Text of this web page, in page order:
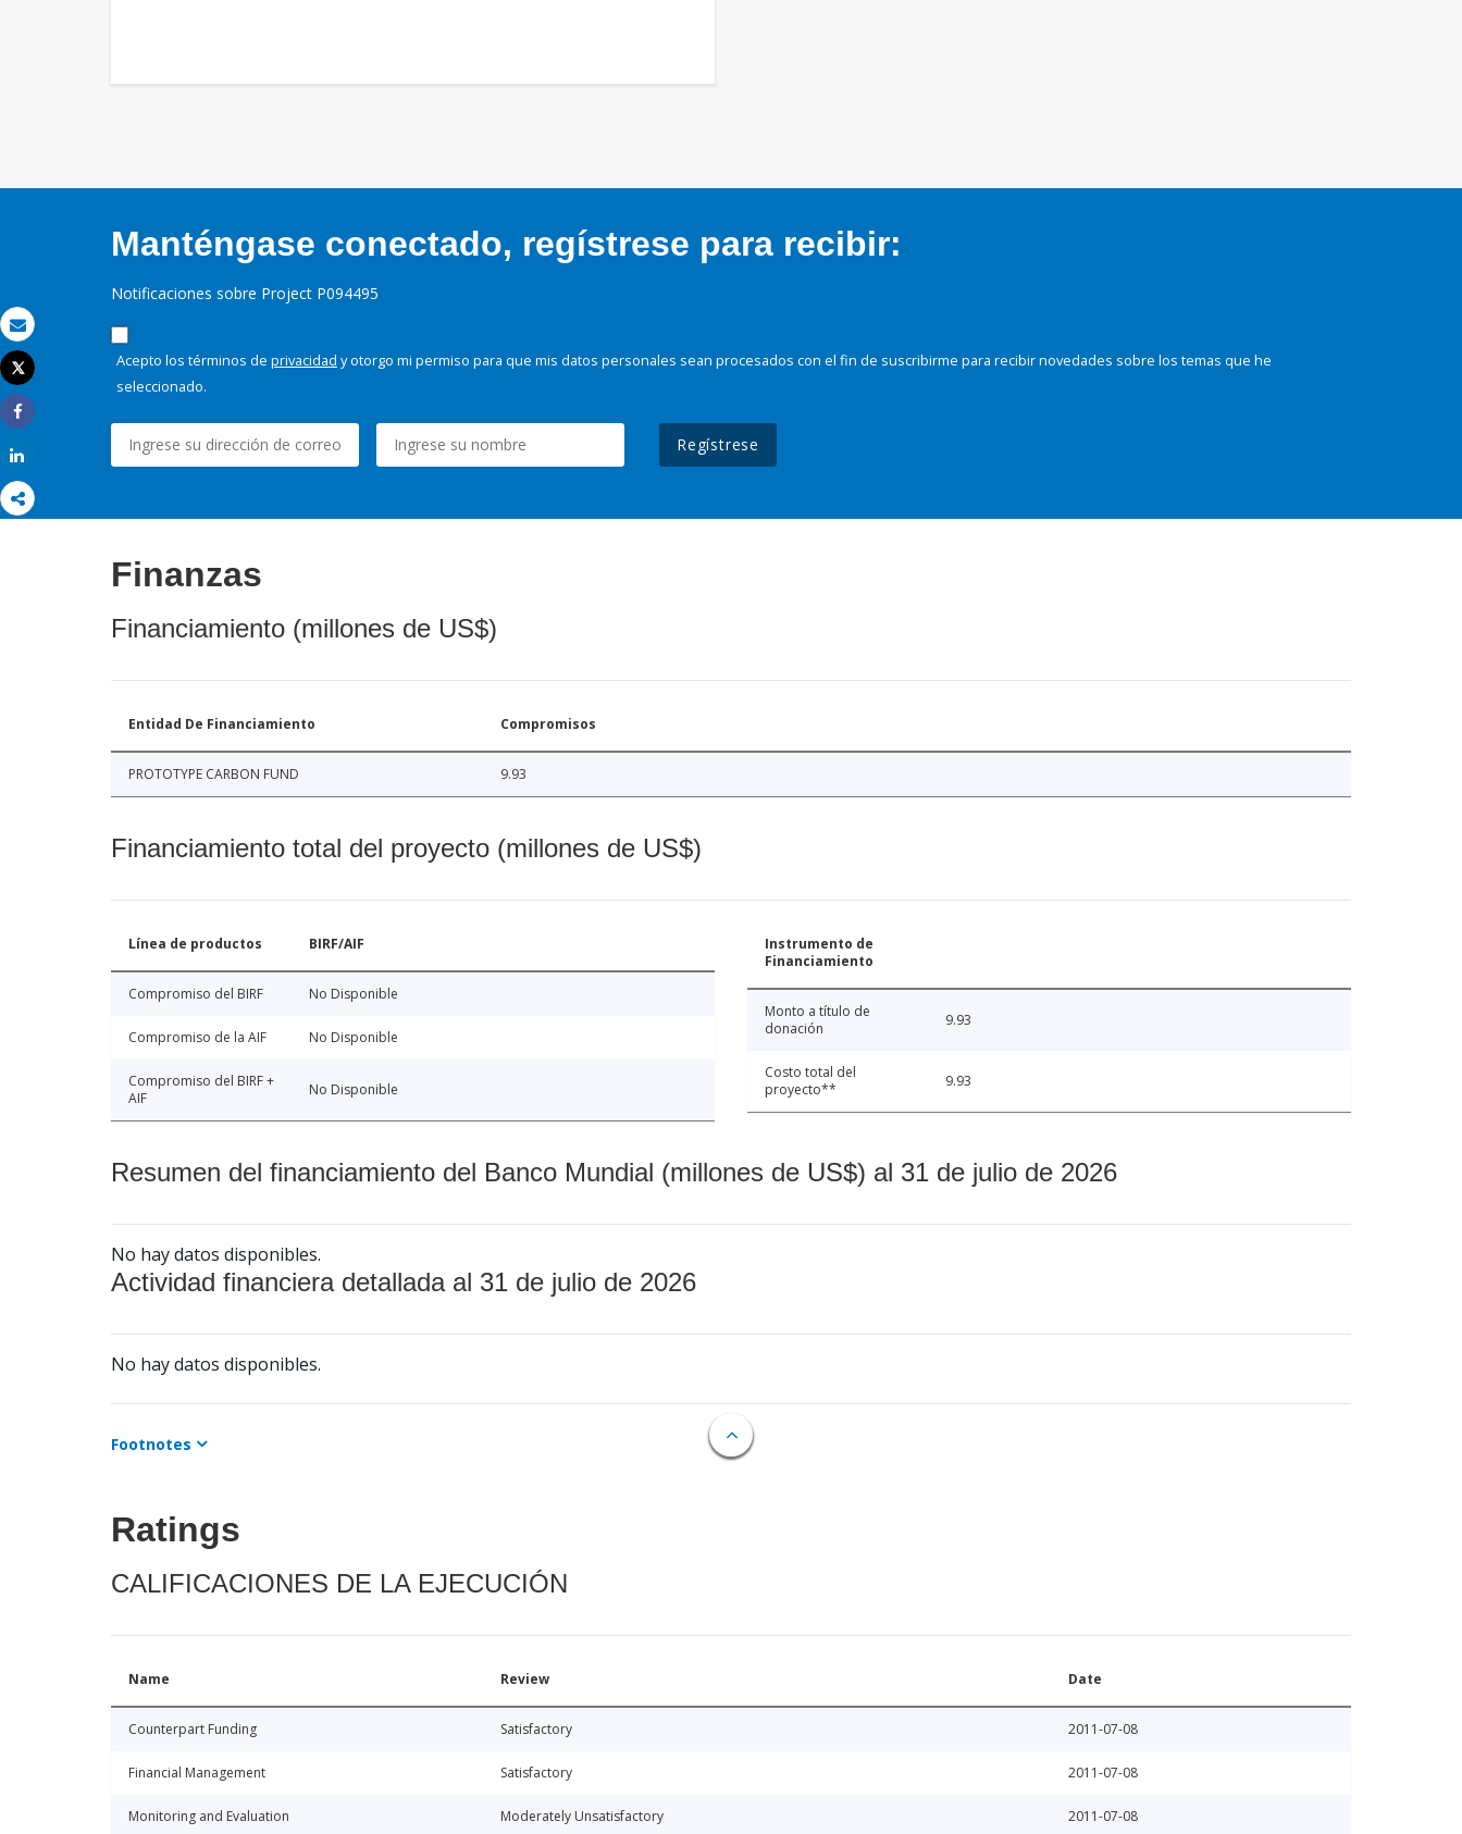
Correo electrónico
Imprimir
Tweet
Share
Manténgase conectado, regístrese para recibir:
Notificaciones sobre Project P094495
Acepto los términos de privacidad y otorgo mi permiso para que mis datos personales sean procesados con el fin de suscribirme para recibir novedades sobre los temas que he
seleccionado.
Regístrese
Finanzas
Financiamiento (millones de US$)
Entidad De Financiamiento Compromisos
PROTOTYPE CARBON FUND 9.93
Financiamiento total del proyecto (millones de US$)
Línea de productos BIRF/AIF
Compromiso del BIRF No Disponible
Compromiso de la AIF No Disponible
Compromiso del BIRF +
AIF
No Disponible
Instrumento de
Financiamiento
Monto a título de
donación
9.93
Costo total del
proyecto**
9.93
Resumen del financiamiento del Banco Mundial (millones de US$) al 31 de julio de 2026
No hay datos disponibles.
Actividad financiera detallada al 31 de julio de 2026
No hay datos disponibles.
Footnotes
Ratings
CALIFICACIONES DE LA EJECUCIÓN
Name Review Date
Counterpart Funding Satisfactory 2011-07-08
Financial Management Satisfactory 2011-07-08
Monitoring and Evaluation Moderately Unsatisfactory 2011-07-08